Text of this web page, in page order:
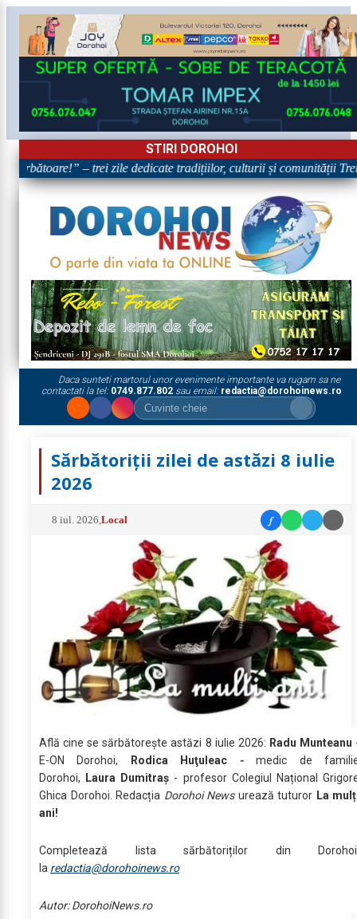
STIRI DOROHOI
– trei zile dedicate tradițiilor, culturii și comunității Trei
Daca sunteti martorul unor evenimente importante va rugam sa ne
contactati la tel: 0749.877.802sau email: redactia@dorohoinews.ro
Sărbătoriții zilei de astăzi 8 iulie
2026
8 iul. 2026 ,Local f
Află cine se sărbătoreşte astăzi 8 iulie 2026: Radu Munteanu
E-ON Dorohoi,
Rodica Huţuleac -medic de
Dorohoi, Laura Dumitraș - profesor Colegiul Național
Ghica Dorohoi. Redacția Dorohoi Newsurează tuturor La
ani!
Completează lista sărbătoriților din
la redactia@dorohoinews.ro
Autor: DorohoiNews.ro